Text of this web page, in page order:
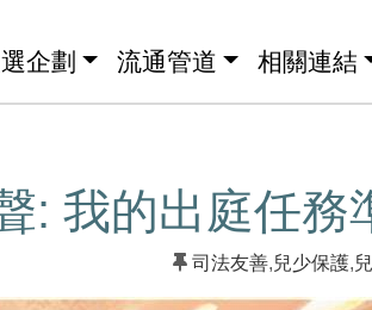
企劃 流通管道 相關連結
: 我的出庭任務
司法友善,兒少保護,